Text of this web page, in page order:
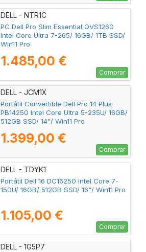
DELL - NTR1C
PC Dell Pro Slim Essential QVS1260
Intel Core Ultra 7-265/ 16GB/ 1TB SSD/
Win11 Pro
1.485,00 €
Comprar
DELL - JCM1X
Portátil Convertible Dell Pro 14 Plus
PB14250 Intel Core Ultra 5-235U/ 16GB/
512GB SSD/ 14"/ Win11 Pro
1.399,00 €
Comprar
DELL - TDYK1
Portátil Dell 16 DC16250 Intel Core 7-
150U/ 16GB/ 512GB SSD/ 16"/ Win11 Pro
1.105,00 €
Comprar
DELL - 1G5P7